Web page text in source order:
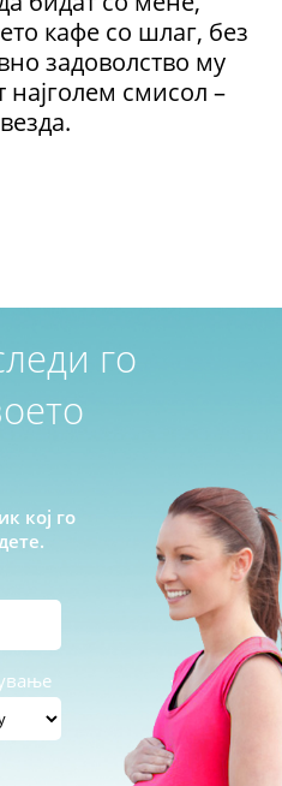
кафе со шлаг, без
задоволство му
најголем смисол –
го
кој го